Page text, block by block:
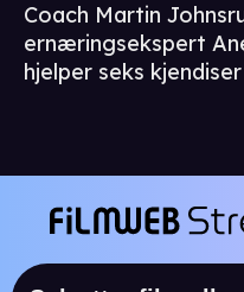
Coach Martin
ernæringsekspert
hjelper seks